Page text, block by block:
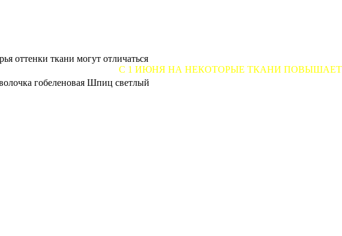
оттенки ткани могут отличаться
С 1 ИЮНЯ НА НЕКОТОРЫЕ ТКАНИ ПОВЫШАЕТСЯ ЦЕНА ОТ
гобеленовая Шпиц светлый